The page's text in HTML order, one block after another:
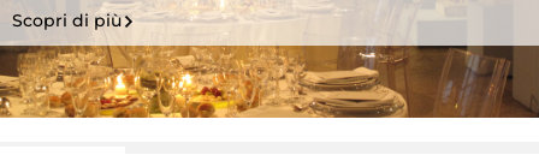
Scopri di più